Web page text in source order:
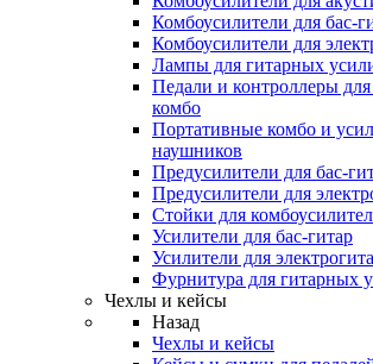
Комбоусилители для бас-
Комбоусилители для
Лампы для гитарных
Педали и контроллеры
комбо
Портативные комбо и
наушников
Предусилители для бас-
Предусилители для
Стойки для
Усилители для бас-гитар
Усилители для
Фурнитура для гитарных
Чехлы и кейсы
Назад
Чехлы и кейсы